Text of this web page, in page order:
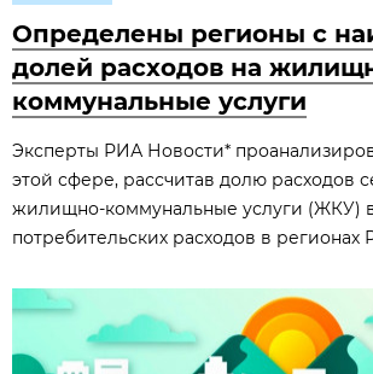
Определены регионы с
долей расходов на
коммунальные услуги
Эксперты РИА Новости*
этой сфере, рассчитав долю расходов
жилищно-коммунальные услуги (ЖКУ)
потребительских расходов в регионах